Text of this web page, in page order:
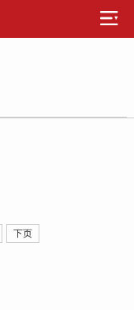
下页